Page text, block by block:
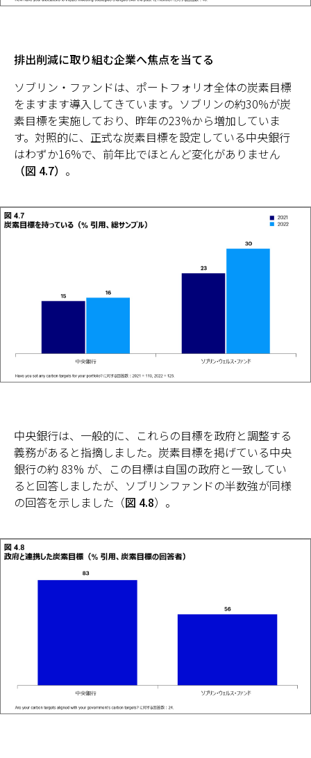
排出削減に取り組む企業へ焦点を当てる
ソブリン・ファンドは、ポートフォリオ全体の炭素目標
をますます導入してきています。ソブリンの約30%が炭
素目標を実施しており、昨年の23%から増加していま
す。対照的に、正式な炭素目標を設定している中央銀行
はわずか16%で、前年比でほとんど変化がありません
（図 4.7） 。
中央銀行は、一般的に、これらの目標を政府と調整する
義務があると指摘しました。炭素目標を掲げている中央
銀行の約 83% が、この目標は自国の政府と一致してい
ると回答しましたが、ソブリンファンドの半数強が同様
の回答を示しました（図 4.8）。